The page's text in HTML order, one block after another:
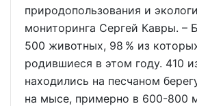
природопользования и
мониторинга Сергей Кавры. –
500 животных, 98 % из
родившиеся в этом году. 410
находились на песчаном
на мысе, примерно в 600-800